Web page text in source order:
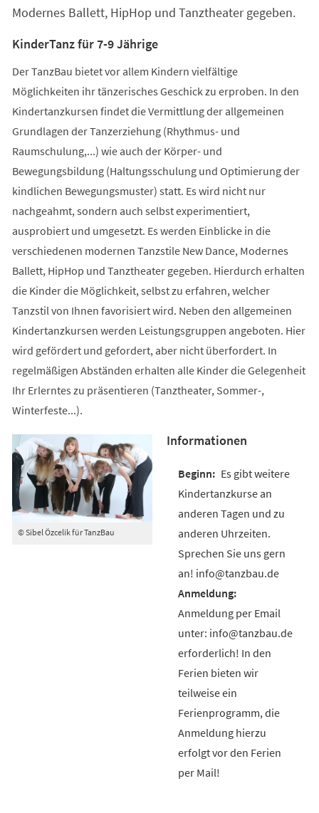
Modernes Ballett, HipHop und Tanztheater gegeben.
KinderTanz für 7-9 Jährige
Der TanzBau bietet vor allem Kindern vielfältige
Möglichkeiten ihr tänzerisches Geschick zu erproben. In den
Kindertanzkursen findet die Vermittlung der allgemeinen
Grundlagen der Tanzerziehung (Rhythmus- und
Raumschulung,...) wie auch der Körper- und
Bewegungsbildung (Haltungsschulung und Optimierung der
kindlichen Bewegungsmuster) statt. Es wird nicht nur
nachgeahmt, sondern auch selbst experimentiert,
ausprobiert und umgesetzt. Es werden Einblicke in die
verschiedenen modernen Tanzstile New Dance, Modernes
Ballett, HipHop und Tanztheater gegeben. Hierdurch erhalten
die Kinder die Möglichkeit, selbst zu erfahren, welcher
Tanzstil von Ihnen favorisiert wird. Neben den allgemeinen
Kindertanzkursen werden Leistungsgruppen angeboten. Hier
wird gefördert und gefordert, aber nicht überfordert. In
regelmäßigen Abständen erhalten alle Kinder die Gelegenheit
Ihr Erlerntes zu präsentieren (Tanztheater, Sommer-,
Winterfeste...).
© Sibel Özcelik für TanzBau
Informationen
Es gibt weitere
Kindertanzkurse an
anderen Tagen und zu
anderen Uhrzeiten.
Sprechen Sie uns gern
an! info@tanzbau.de
Anmeldung per Email
unter: info@tanzbau.de
erforderlich! In den
Ferien bieten wir
teilweise ein
Ferienprogramm, die
Anmeldung hierzu
erfolgt vor den Ferien
per Mail!